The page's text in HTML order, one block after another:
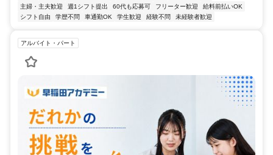
主婦・主夫歓迎
週1シフト提出 60代も応募可 フリーター歓迎
給料前払いOK
シフト自由
学歴不問 車通勤OK 学生歓迎 経験不問 未経験者歓迎
アルバイト・パート